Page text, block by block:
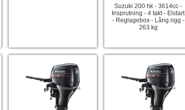
Suzuki 200 hk - 3614cc -
Insprutning - 4 takt - Elstart
- Reglagebox - Lång rigg -
263 kg